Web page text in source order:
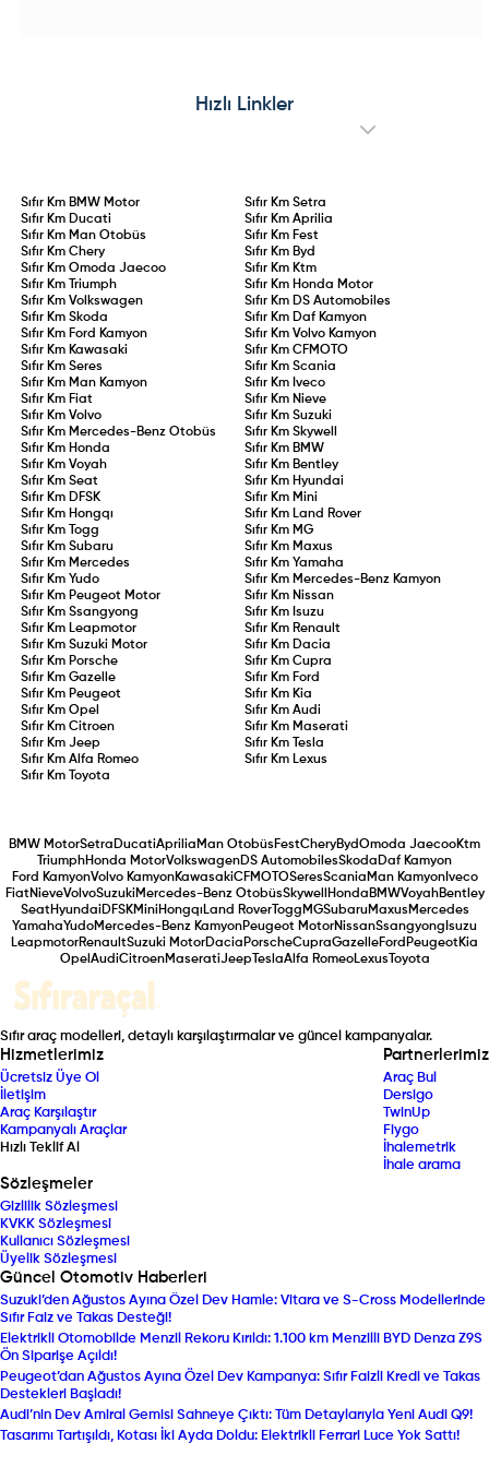
Amarok’un, madencilik, filolar ve
çevreci pikap tutkunları için küresel
pratikliği bir arada arayan
sürücülere hitap ediyor.
Hızlı Linkler
Sıfır Km BMW Motor Sıfır Km Setra
Sıfır Km Ducati Sıfır Km Aprilia
Sıfır Km Man Otobüs Sıfır Km Fest
Sıfır KmChery Sıfır Km Byd
Sıfır KmOmoda Jaecoo Sıfır Km Ktm
Sıfır Km
Triumph Sıfır Km Honda Motor
Sıfır KmVolkswagen Sıfır Km DS Automobiles
Sıfır KmSkoda Sıfır Km Daf Kamyon
Sıfır Km Ford Kamyon Sıfır Km Volvo Kamyon
Sıfır Km Kawasaki Sıfır Km CFMOTO
Sıfır KmSeres Sıfır Km Scania
Sıfır Km Man Kamyon Sıfır Km Iveco
Sıfır Km Fiat Sıfır Km Nieve
Sıfır KmVolvo Sıfır Km Suzuki
Sıfır Km Mercedes-Benz Otobüs Sıfır Km Skywell
Sıfır Km Honda Sıfır Km BMW
Sıfır KmVoyah Sıfır Km Bentley
Sıfır KmSeat Sıfır Km Hyundai
Sıfır Km DFSK Sıfır Km Mini
Sıfır Km Hongqı Sıfır Km Land Rover
Sıfır Km
Togg Sıfır Km MG
Sıfır KmSubaru Sıfır Km Maxus
Sıfır Km Mercedes Sıfır Km Yamaha
Sıfır KmYudo Sıfır Km Mercedes-Benz Kamyon
Sıfır Km Peugeot Motor Sıfır Km Nissan
Sıfır KmSsangyong Sıfır Km Isuzu
Sıfır Km Leapmotor Sıfır Km Renault
Sıfır KmSuzuki Motor Sıfır Km Dacia
Sıfır Km Porsche Sıfır Km Cupra
Sıfır KmGazelle Sıfır Km Ford
Sıfır Km Peugeot Sıfır Km Kia
Sıfır KmOpel Sıfır Km Audi
Sıfır KmCitroen Sıfır Km Maserati
Sıfır KmJeep Sıfır Km
Tesla
Sıfır KmAlfa Romeo Sıfır Km Lexus
Sıfır Km
Toyota
BMW MotorSetra DucatiAprilia Man Otobüs FestCheryBydOmoda JaecooKtm
TriumphHonda MotorVolkswagenDS AutomobilesSkoda Daf Kamyon
Ford KamyonVolvo KamyonKawasakiCFMOTOSeresScania Man KamyonIveco
FiatNieveVolvoSuzuki Mercedes-Benz OtobüsSkywell Honda BMWVoyahBentley
SeatHyundai DFSKMini Hongqı Land RoverTogg MGSubaruMaxus Mercedes
YamahaYudoMercedes-Benz KamyonPeugeot MotorNissanSsangyong Isuzu
LeapmotorRenaultSuzuki MotorDacia PorscheCupraGazelleFord PeugeotKia
Opel AudiCitroenMaseratiJeep TeslaAlfa RomeoLexus Toyota
Sıfır araç modelleri, detaylı karşılaştırmalar ve güncel kampanyalar.
Hizmetlerimiz
Ücretsiz Üye Ol
İletişim
Araç Karşılaştır
Kampanyalı Araçlar
Hızlı Teklif Al
Partnerlerimiz
Araç Bul
Dersigo
TwinUp
Fiygo
İhalemetrik
İhale arama
Sözleşmeler
Gizlilik Sözleşmesi
KVKK Sözleşmesi
Kullanıcı Sözleşmesi
Üyelik Sözleşmesi
Güncel Otomotiv Haberleri
Suzuki’den Ağustos Ayına Özel Dev Hamle: Vitara ve S-Cross Modellerinde
Sıfır Faiz ve Takas Desteği!
Elektrikli Otomobilde Menzil Rekoru Kırıldı: 1.100 km Menzilli BYD Denza Z9S
Ön Siparişe Açıldı!
Peugeot’dan Ağustos Ayına Özel Dev Kampanya: Sıfır Faizli Kredi ve Takas
Destekleri Başladı!
Audi’nin Dev Amiral Gemisi Sahneye Çıktı: Tüm Detaylarıyla Yeni Audi Q9!
Tasarımı Tartışıldı, Kotası İki Ayda Doldu: Elektrikli Ferrari Luce Yok Sattı!